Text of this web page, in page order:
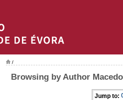
/
Browsing by Author
Jump to: